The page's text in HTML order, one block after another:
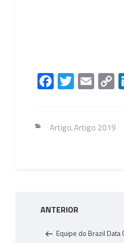
Fa
ce
o
T
wi
er
E
m
C
o
Li
Categorias
Artigo,Artigo 2019
Post
ANTERIOR
Equipe do Brazil Data